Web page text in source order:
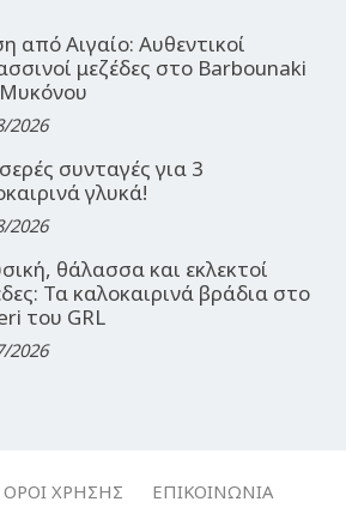
από Αιγαίο: Αυθεντικοί
μεζέδες στο Barbounaki
2026
συνταγές για 3
γλυκά!
2026
θάλασσα και εκλεκτοί
Τα καλοκαιρινά βράδια στο
του GRL
2026
ΌΡΟΙ ΧΡΉΣΗΣ
ΕΠΙΚΟΙΝΩΝΊΑ